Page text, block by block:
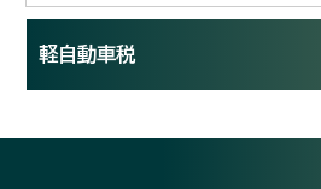
軽自動車税